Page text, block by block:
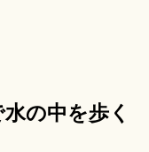
の中を歩く